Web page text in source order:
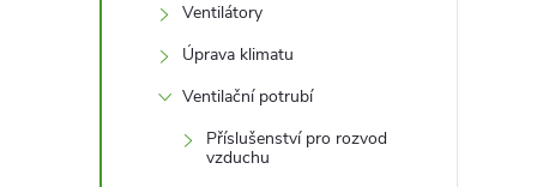
Ventilátory
Úprava klimatu
Ventilační potrubí
Příslušenství pro rozvod
vzduchu